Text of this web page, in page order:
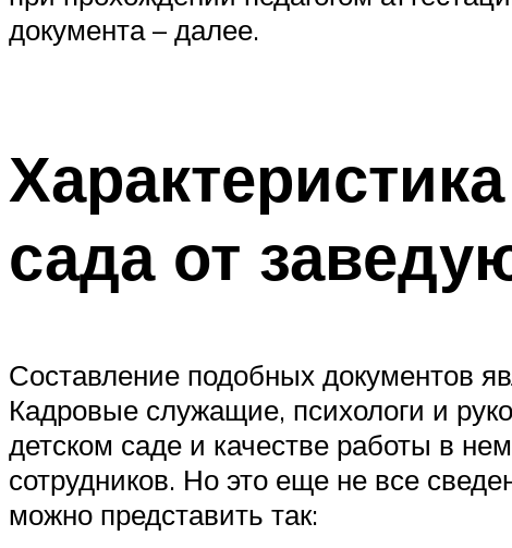
документа – далее.
сада от
Составление подобных документов
Кадровые служащие, психологи и
детском саде и качестве работы в
сотрудников. Но это еще не все
можно представить так: